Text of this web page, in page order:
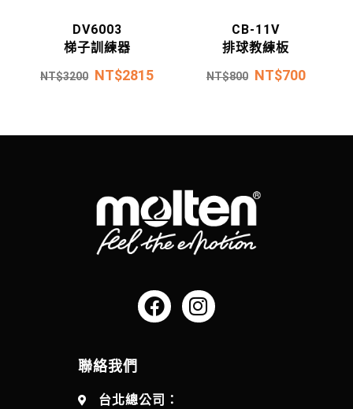
DV6003
梯子訓練器
NT$3200 NT$2815
CB-11V
排球教練板
NT$800 NT$700
聯絡我們
台北總公司：